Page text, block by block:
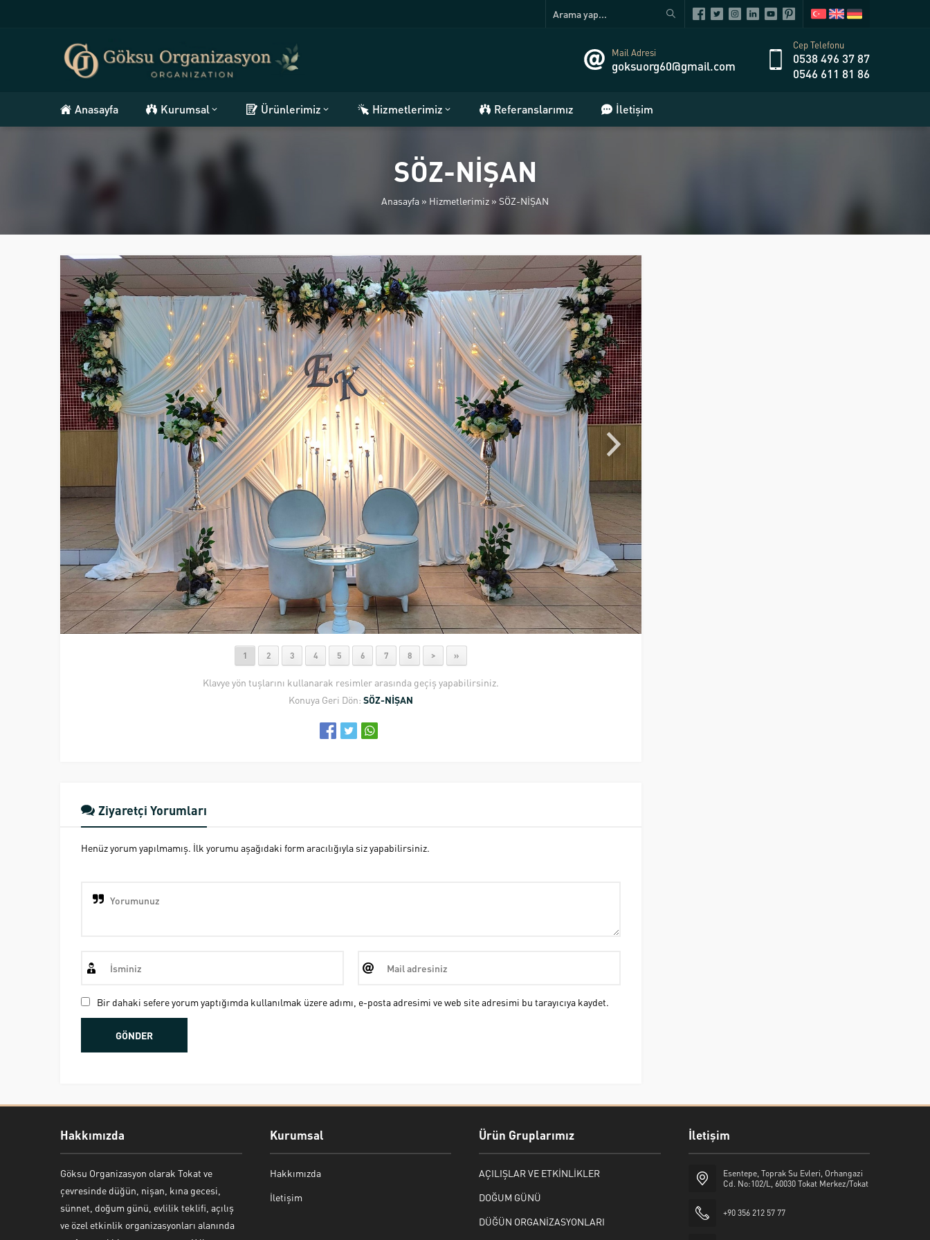
Mail Adresi
goksuorg60@gmail.com
Cep Telefonu
0538 496 37 87
0546 611 81 86
Anasayfa Kurumsal Ürünlerimiz Hizmetlerimiz Referanslarımız İletişim
SÖZ-NİŞAN
Anasayfa » Hizmetlerimiz » SÖZ-NİŞAN
1 2 3 4 5 6 7 8 > »
Klavye yön tuşlarını kullanarak resimler arasında geçiş yapabilirsiniz.
Konuya Geri Dön: SÖZ-NİŞAN
Ziyaretçi Yorumları
Henüz yorum yapılmamış. İlk yorumu aşağıdaki form aracılığıyla siz yapabilirsiniz.
Bir dahaki sefere yorum yaptığımda kullanılmak üzere adımı, e-posta adresimi ve web site adresimi bu tarayıcıya kaydet.
Hakkımızda
Göksu Organizasyon olarak Tokat ve
çevresinde düğün, nişan, kına gecesi,
sünnet, doğum günü, evlilik teklifi, açılış
ve özel etkinlik organizasyonları alanında
Kurumsal
Hakkımızda
İletişim
Ürün Gruplarımız
AÇILIŞLAR VE ETKİNLİKLER
DOĞUM GÜNÜ
DÜĞÜN ORGANİZASYONLARI
İletişim
Esentepe, Toprak Su Evleri, Orhangazi
Cd. No:102/L, 60030 Tokat Merkez/Tokat
+90 356 212 57 77
Bekir Kiper